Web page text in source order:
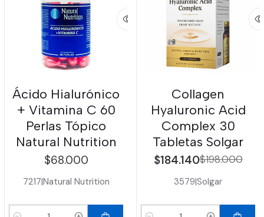
Ácido Hialurónico
+ Vitamina C 60
Perlas Tópico
Natural Nutrition
$68.000
7217|Natural Nutrition
Collagen
Hyaluronic Acid
Complex 30
Tabletas Solgar
$184.140$198.000
3579|Solgar